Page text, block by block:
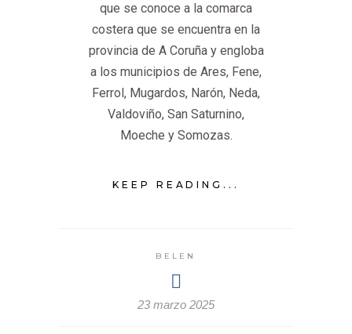
que se conoce a la comarca
costera que se encuentra en la
provincia de A Coruña y engloba
a los municipios de Ares, Fene,
Ferrol, Mugardos, Narón, Neda,
Valdoviño, San Saturnino,
Moeche y Somozas.
KEEP READING...
BELEN
23 marzo 2025